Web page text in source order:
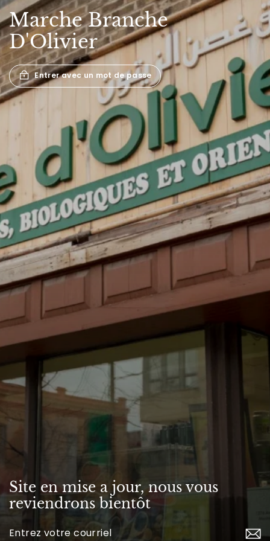
MarcheBranche
D'Olivier
Entrer avec un mot de passe
Site en mise a jour, nous vous
reviendrons bientôt
Inscrivez-